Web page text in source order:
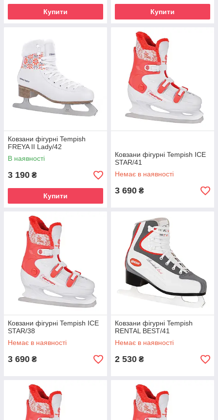
Купити Купити
Ковзани фігурні Tempish
FREYA II Lady/42
В наявності
3 190 ₴
Купити
Ковзани фігурні Tempish ICE
STAR/41
Немає в наявності
3 690 ₴
Ковзани фігурні Tempish ICE
STAR/38
Немає в наявності
3 690 ₴
Ковзани фігурні Tempish
RENTAL BEST/41
Немає в наявності
2 530 ₴